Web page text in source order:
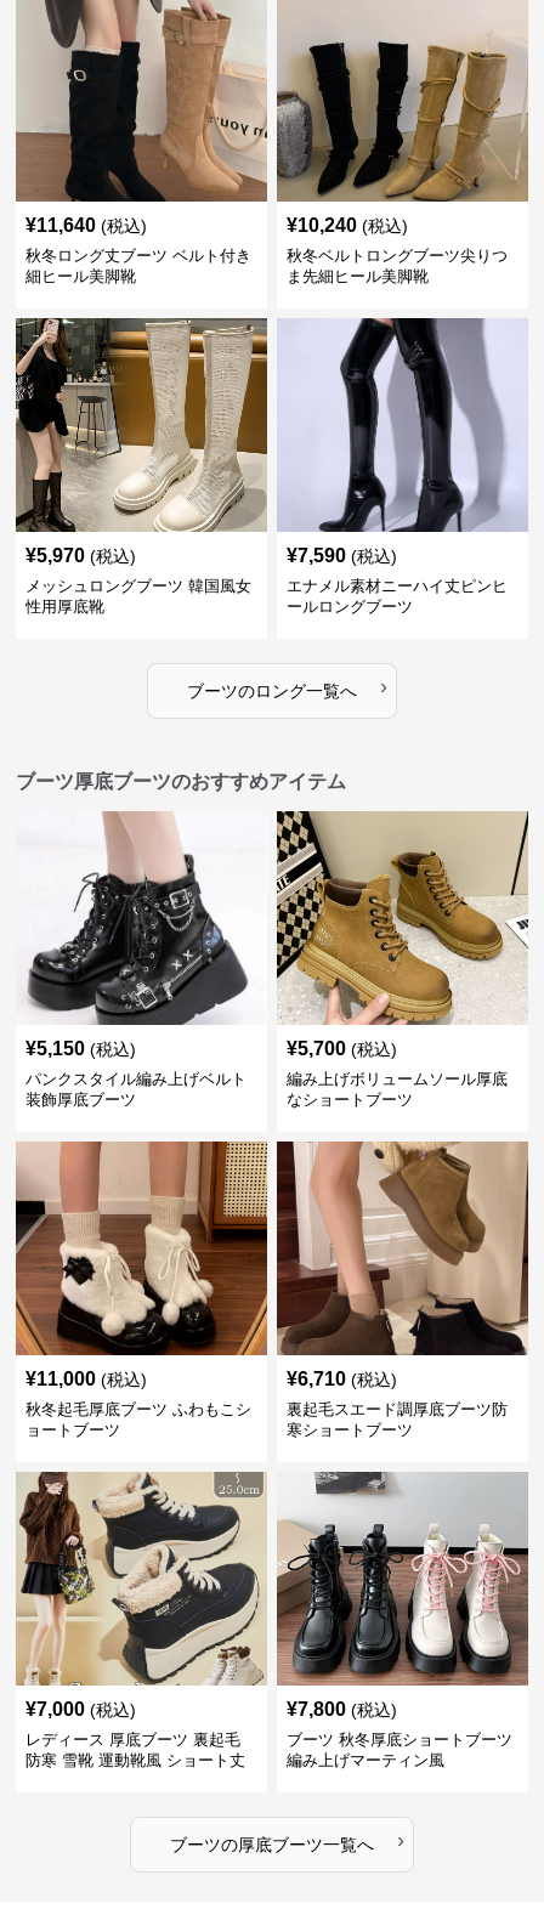
¥11,640 (税込)
秋冬ロング丈ブーツ ベルト付き
細ヒール美脚靴
¥10,240 (税込)
秋冬ベルトロングブーツ尖りつ
ま先細ヒール美脚靴
¥5,970 (税込)
メッシュロングブーツ 韓国風女
性用厚底靴
¥7,590 (税込)
エナメル素材ニーハイ丈ピンヒ
ールロングブーツ
ブーツのロング一覧へ ›
ブーツ厚底ブーツのおすすめアイテム
¥5,150 (税込)
パンクスタイル編み上げベルト
装飾厚底ブーツ
¥5,700 (税込)
編み上げボリュームソール厚底
なショートブーツ
¥11,000 (税込)
秋冬起毛厚底ブーツ ふわもこシ
ョートブーツ
¥6,710 (税込)
裏起毛スエード調厚底ブーツ防
寒ショートブーツ
¥7,000 (税込)
レディース 厚底ブーツ 裏起毛
防寒 雪靴 運動靴風 ショート丈
¥7,800 (税込)
ブーツ 秋冬厚底ショートブーツ
編み上げマーティン風
ブーツの厚底ブーツ一覧へ ›